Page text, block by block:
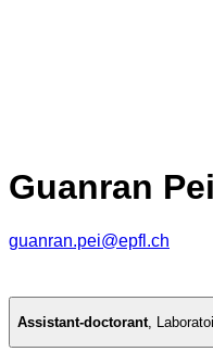
Guanran Pei
guanran.pei@epfl.ch
Assistant-doctorant,